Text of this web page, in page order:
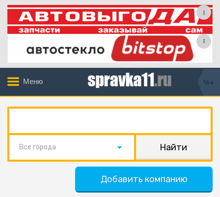
Меню 16+
Все города
Добавить компанию